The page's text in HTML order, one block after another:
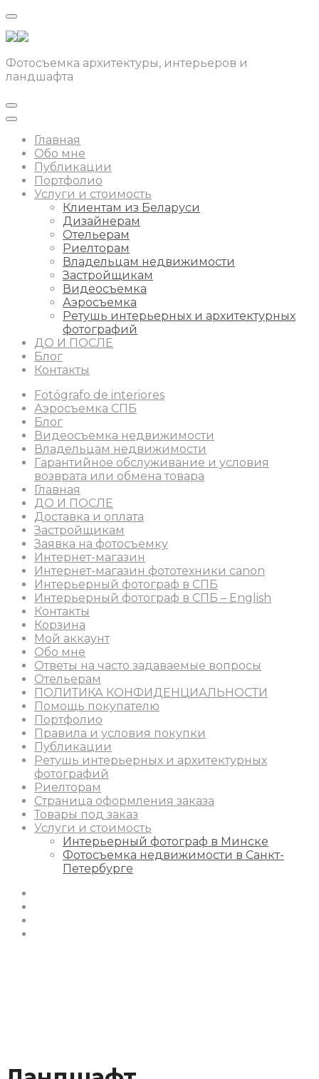
Фотосъемка архитектуры, интерьеров и
ландшафта
Главная
Обо мне
Публикации
Портфолио
Услуги и стоимость
Клиентам из Беларуси
Дизайнерам
Отельерам
Риелторам
Владельцам недвижимости
Застройщикам
Видеосъемка
Аэросъемка
Ретушь интерьерных и архитектурных
фотографий
ДО И ПОСЛЕ
Блог
Контакты
Fotógrafo de interiores
Аэросъемка СПБ
Блог
Видеосъемка недвижимости
Владельцам недвижимости
Гарантийное обслуживание и условия
возврата или обмена товара
Главная
ДО И ПОСЛЕ
Доставка и оплата
Застройщикам
Заявка на фотосъемку
Интернет-магазин
Интернет-магазин фототехники canon
Интерьерный фотограф в СПБ
Интерьерный фотограф в СПБ – English
Контакты
Корзина
Мой аккаунт
Обо мне
Ответы на часто задаваемые вопросы
Отельерам
ПОЛИТИКА КОНФИДЕНЦИАЛЬНОСТИ
Помощь покупателю
Портфолио
Правила и условия покупки
Публикации
Ретушь интерьерных и архитектурных
фотографий
Риелторам
Страница оформления заказа
Товары под заказ
Услуги и стоимость
Интерьерный фотограф в Минске
Фотосъемка недвижимости в Санкт-
Петербурге